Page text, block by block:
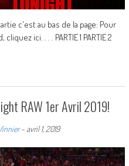
c'est au bas de la page: Pour
ici. . . . PARTIE 1 PARTIE 2
RAW 1er Avril 2019!
- avril 1, 2019